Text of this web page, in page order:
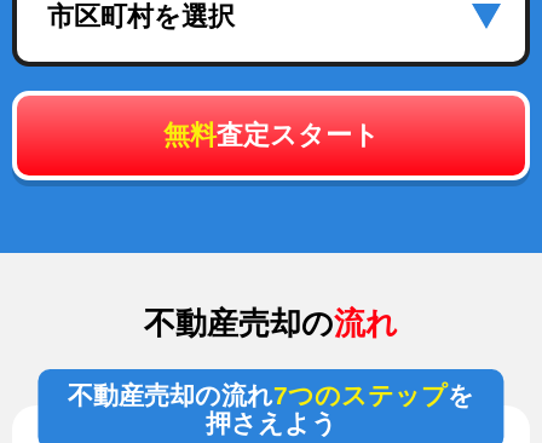
市区町村を選択
無料査定スタート
不動産売却の流れ
不動産売却の流れ7つのステップを
押さえよう